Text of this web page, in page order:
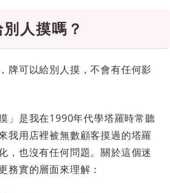
人摸嗎？
牌可以給別人摸，不會有任何影
」是我在1990年代學塔羅時常聽
我用店裡被無數顧客摸過的塔羅
，也沒有任何問題。關於這個迷
務實的層面來理解：